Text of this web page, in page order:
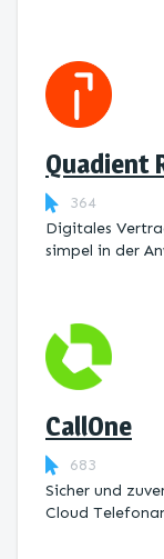
Quadient
364
Digitales
simpel in der
CallOne
683
Sicher und
Cloud